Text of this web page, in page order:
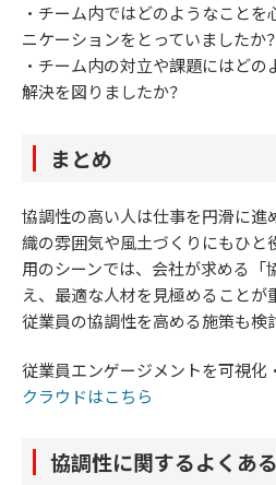
・チーム内ではどのようなこと
ニケーションをとっていましたか？
・チーム内の対立や課題にはど
解決を図りましたか？
まとめ
協調性の高い人は仕事を円滑に進
織の雰囲気や風土づくりにもひと
用のシーンでは、会社が求める「
え、最適な人材を見極めることが
従業員の協調性を高める施策も検
従業員エンゲージメントを可視化
クラウドはこちら
協調性に関するよくあ